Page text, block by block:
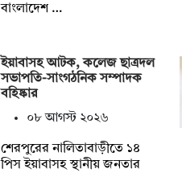
বাংলাদেশ …
ইয়াবাসহ আটক, কলেজ ছাত্রদল
সভাপতি-সাংগঠনিক সম্পাদক
বহিষ্কার
০৮ আগস্ট ২০২৬
শেরপুরের নালিতাবাড়ীতে ১৪
পিস ইয়াবাসহ স্থানীয় জনতার